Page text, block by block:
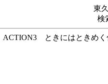
東
検
動!! ACTION3 とき